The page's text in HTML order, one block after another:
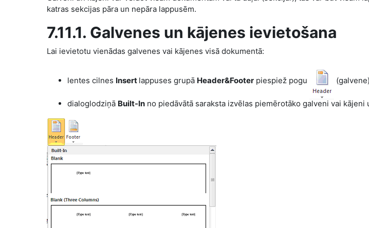
katras sekcijas pāra un nepāra lappusēm.
7.11.1. Galvenes un kājenes ievietošana
Lai ievietotu vienādas galvenes vai kājenes visā dokumentā:
lentes cilnes Insert lappuses grupā Header&Footer piespiež pogu
dialoglodziņā Built-In no piedāvātā saraksta izvēlas piemērotāko galveni vai kājeni